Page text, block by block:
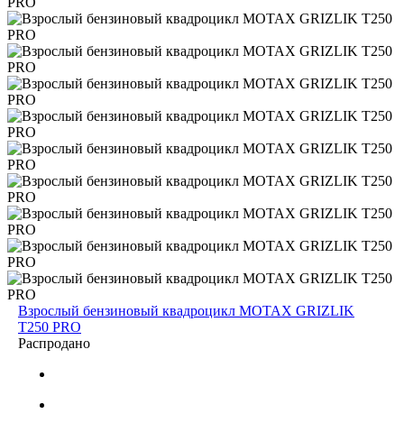
Взрослый бензиновый квадроцикл MOTAX GRIZLIK
T250 PRO
Распродано